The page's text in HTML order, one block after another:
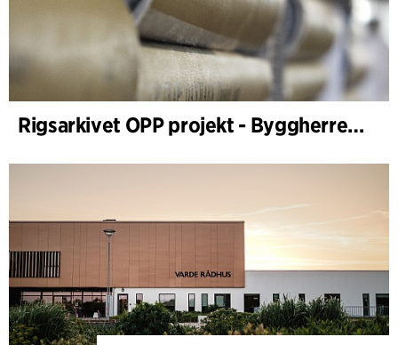
Rigsarkivet OPP projekt - Byggherrerådgivning